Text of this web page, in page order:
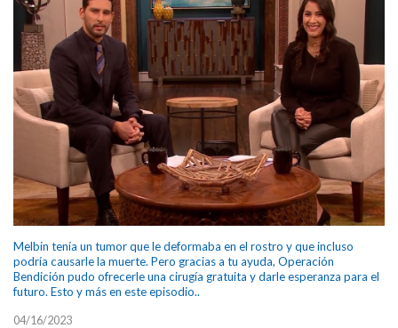
Melbin tenía un tumor que le deformaba en el rostro y que incluso
podría causarle la muerte. Pero gracias a tu ayuda, Operación
Bendición pudo ofrecerle una cirugía gratuita y darle esperanza para el
futuro. Esto y más en este episodio..
04/16/2023